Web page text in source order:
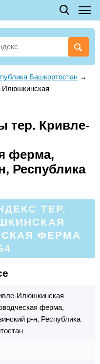
Башкортостан →
Илюшкинская
тер. Кривле-
ферма,
Республика
ТЕР.
ФЕРМА
Илюшкинская
ферма,
р-н, Республика